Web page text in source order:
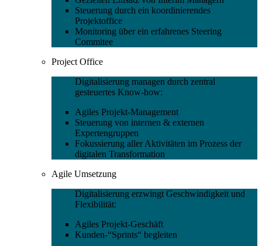
Steuerung durch ein koordinierendes
Projektoffice
Monitoring über ein erfahrenes Steering
Commitee
Project Office
Digitalisierung managen durch zentral
gesteuertes Know-how:
Agiles Projekt-Management
Steuerung von internen & externen
Expertengruppen
Fokussierung aller Aktivitäten im Prozess der
digitalen Transformation
Agile Umsetzung
Digitalisierung erzwingt Geschwindigkeit und
Flexibilität:
Agiles Projekt-Geschäft
Kunden-“Sprints“ begleiten